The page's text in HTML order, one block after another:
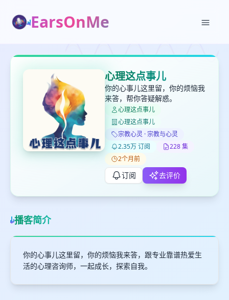
EarsOnMe
心理这点事儿
你的心事儿这里留，你的烦恼我
来答，帮你答疑解惑。
心理这点事儿
心理这点事儿
宗教心灵 · 宗教与心灵
2.35万 订阅
228 集
2个月前
订阅 去评价
播客简介
你的心事儿这里留，你的烦恼我来答，跟专业靠谱热爱生
活的心理咨询师，一起成长，探索自我。
✕
打分
键盘下留人
✕
删除确认
取消
✕
加入播单